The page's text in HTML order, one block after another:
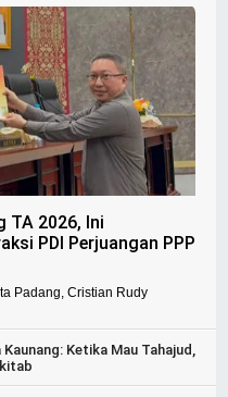
TA 2026, Ini
PDI Perjuangan PPP
Padang, Cristian Rudy
Ketika Mau Tahajud,